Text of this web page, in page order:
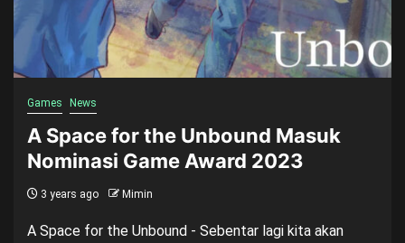
Games News
A Space for the Unbound Masuk
Nominasi Game Award 2023
3 years ago Mimin
A Space for the Unbound - Sebentar lagi kita akan